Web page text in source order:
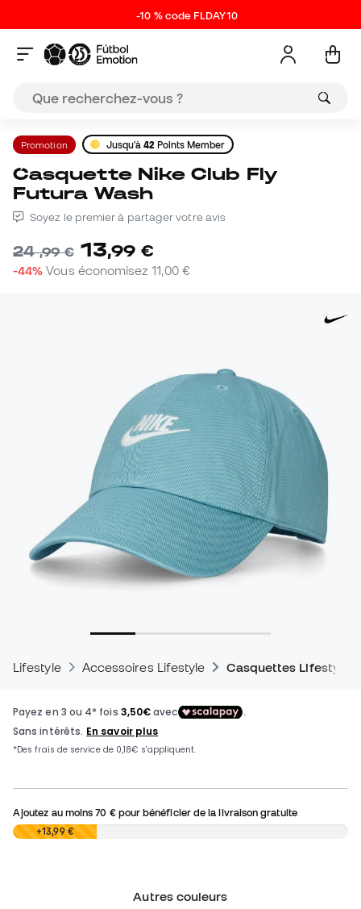
-10 % code FLDAY10
Promotion Jusqu'à42 Points Member
Casquette Nike Club Fly
Futura Wash
Soyez le premier à partager votre avis
24,99 € 13,99 €
-44% Vous économisez 11,00 €
Lifestyle Accessoires Lifestyle Casquettes Lifestyle
Ajoutez au moins70 €pour bénéficier de la livraison gratuite
0,00 €+13,99 €
Autres couleurs